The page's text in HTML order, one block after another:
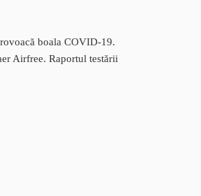
boala COVID-19.
Airfree. Raportul testării